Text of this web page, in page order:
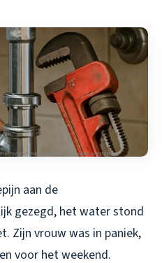
aan de
gezegd, het water stond
Zijn vrouw was in paniek,
voor het weekend.